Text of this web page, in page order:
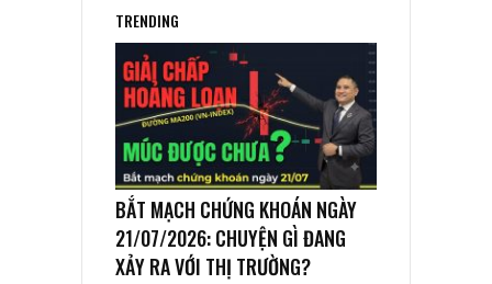
TRENDING
BẮT MẠCH CHỨNG KHOÁN NGÀY
21/07/2026: CHUYỆN GÌ ĐANG
XẢY RA VỚI THỊ TRƯỜNG?